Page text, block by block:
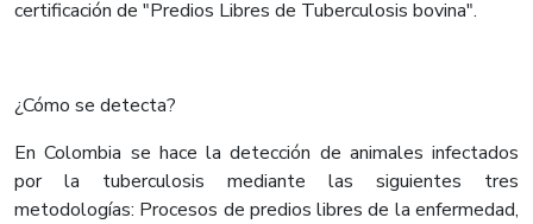
certificación de "Predios Libres de Tuberculosis bovina".
¿Cómo se detecta?
En Colombia se hace la detección de animales infectados
por la tuberculosis mediante las siguientes tres
metodologías: Procesos de predios libres de la enfermedad,